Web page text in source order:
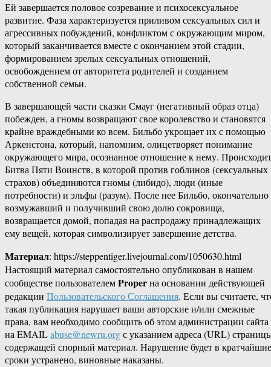
Ей завершается половое созревание и психосексуальное
развитие. Фаза характеризуется приливом сексуальных сил и
агрессивных побуждений, конфликтом с окружающим миром,
который заканчивается вместе с окончанием этой стадии,
формированием зрелых сексуальных отношений,
освобождением от авторитета родителей и созданием
собственной семьи.
В завершающей части сказки Смауг (негативный образ отца)
побежден, а гномы возвращают свое королевство и становятся
крайне враждебными ко всем. Бильбо укрощает их с помощью
Аркенстона, который, напомним, олицетворяет понимание
окружающего мира, осознанное отношение к нему. Происходит
Битва Пяти Воинств, в которой против гоблинов (сексуальных
страхов) объединяются гномы (либидо), люди (иные
потребности) и эльфы (разум). После нее Бильбо, окончательно
возмужавший и получивший свою долю сокровища,
возвращается домой, попадая на распродажу принадлежащих
ему вещей, которая символизирует завершение детства.
Материал: https://steppentiger.livejournal.com/1050630.html
Настоящий материал самостоятельно опубликован в нашем
сообществе пользователемProperна основании действующей
редакции Пользовательского Соглашения. Если вы считаете,
такая публикация нарушает ваши авторские и/или смежные
права, вам необходимо сообщить об этом администрации сайта
на EMAILabuse@newru.orgс указанием адреса (URL)
содержащей спорный материал. Нарушение будет в кратчайшие
сроки устранено, виновные наказаны.